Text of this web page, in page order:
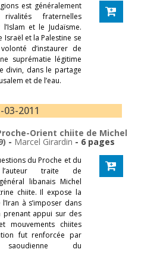
est généralement
fraternelles
et le Judaïsme.
Israël et la Palestine se
d’instaurer de
suprématie légitime
divin, dans le partage
et de l’eau.
2011
Orient chiite de Michel
- Marcel Girardin - 6 pages
du Proche et du
l’auteur traite de
libanais Michel
chiite. Il expose la
à s’imposer dans
prenant appui sur des
mouvements chiites
fut renforcée par
saoudienne du